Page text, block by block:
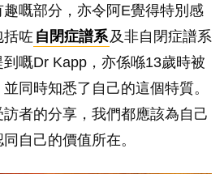
嘅部分，亦令阿E覺得特別感
括咗 自閉症譜系及非自閉症譜系
嘅Dr Kapp，亦係喺13歲時被
同時知悉了自己的這個特質。
者的分享，我們都應該為自己
自己的價值所在。